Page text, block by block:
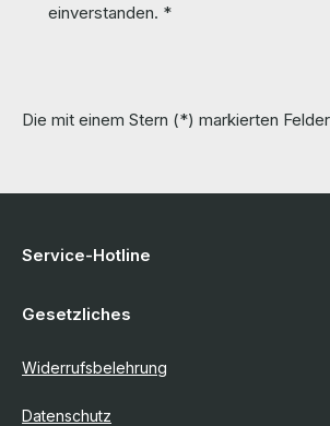
einverstanden. *
Die mit einem Stern (*) markierten
Service-Hotline
Gesetzliches
Widerrufsbelehrung
Datenschutz